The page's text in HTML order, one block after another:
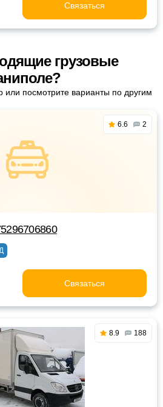
Связаться
грузовые
или посмотрите варианты по другим
6.6 2
Связаться
8.9 188